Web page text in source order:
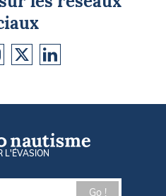
L'ÉVASION
Go !